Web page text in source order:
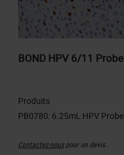
BOND HPV 6/11 Probe
Produits
Contactez-nouspour un devis..